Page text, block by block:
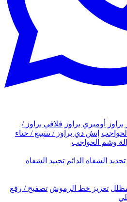
براوز أومبري براوز فلافي براوز /
إتش دي براوز / تنتينغ / حناء
وشم الحواجب
تحديد الشفاه الدائم تحييد الشفاه
تعزيز خط الرموش تصفيح / رفع